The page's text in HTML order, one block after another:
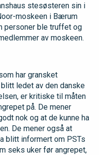
stesøsteren sin i
moskeen i Bærum
personer ble truffet og
av moskeen.
har gransket
ledet av den danske
er kritiske til måten
på. De mener
nok og at de kunne ha
De mener også at
blitt informert om PSTs
seks uker før angrepet,